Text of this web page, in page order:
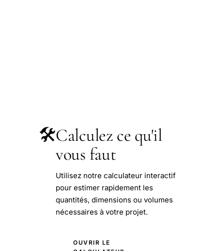
🛠️Calculez ce qu'il
vous faut
Utilisez notre calculateur interactif
pour estimer rapidement les
quantités, dimensions ou volumes
nécessaires à votre projet.
OUVRIR LE